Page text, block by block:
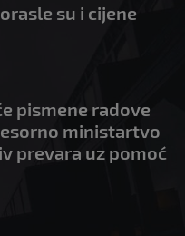
su i cijene
pismene radove
ministartvo
prevara uz pomoć